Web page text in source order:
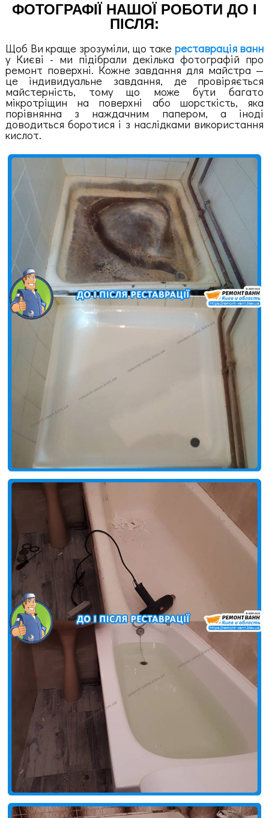
ФОТОГРАФІЇ НАШОЇ РОБОТИ ДО І
ПІСЛЯ:
Щоб Ви краще зрозуміли, що такереставрація ванн
у Києві - ми підібрали декілька фотографій про
ремонт поверхні. Кожне завдання для майстра —
це індивидуальне завдання, де провіряється
майстерність, тому що може бути багато
мікротріщин на поверхні або шорсткість, яка
порівнянна з наждачним папером, а іноді
доводиться боротися і з наслідками використання
кислот.